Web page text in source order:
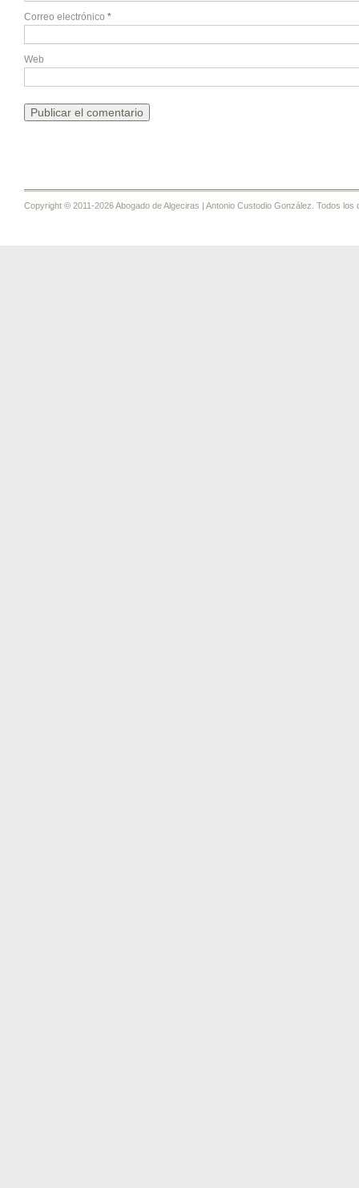
Correo electrónico *
Web
Copyright © 2011-2026 Abogado de Algeciras | Antonio Custodio González. Todos